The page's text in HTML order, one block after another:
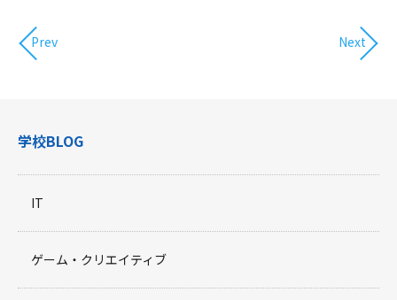
Prev Next
学校BLOG
IT
ゲーム・クリエイティブ